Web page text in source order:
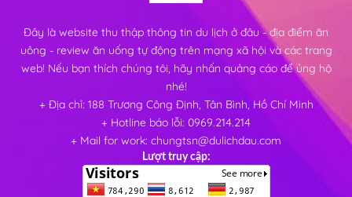
Đây là website thu thập thông tin du lịch ở đâu - địa điểm ăn
uông - review ăn uống tự động trên mạng xã hội và các trang
web! Nếu bạn thích chúng tôi, hãy nhấn quảng cáo để ủng hộ
nhé!
+ Địa chỉ: 188 Trương Công Định, Tân Bình, Hồ Chí Minh
+ Hotline báo lỗi: 0969.214.214
+ Mail for work: chungtsn@dulichdau.com
Lượt truy cập: